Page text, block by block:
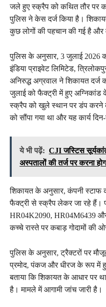
जले हुए स्क्रैप को कथित तौर पर
पुलिस ने केस दर्ज किया है।
कुछ लोगों की पहचान की गई है
पुलिस के अनुसार, 3 जुलाई 2026
इंडिया प्राइवेट लिमिटेड,
अनिरुद्ध अग्रवाल ने शिकायत दर्ज
जुलाई को फैक्ट्री में हुए अग्निकांड
स्क्रैप को खुले स्थान पर डंप करने
को सौंपा गया था और यह कार्य दिन-
ये भी पढ़ें: CJI जस्टिस
अस्पतालों की तर्ज पर करना
शिकायत के अनुसार, कंपनी
फैक्ट्री से स्क्रैप लेकर जा रहे हैं।
HR04K2090, HR04M6439
कच्चे रास्ते पर कबाड़ गोदामों की
पुलिस के अनुसार, ट्रैक्टरों पर
प्रमोद, पंकज और धीरज के रूप में
बताया कि शिकायत के आधार पर
है। मामले में आगामी जांच जारी है।